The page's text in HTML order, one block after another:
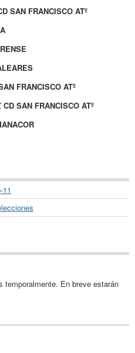
SAN FRANCISCO ATº
FRANCISCO ATº
CD SAN FRANCISCO ATº
temporalmente. En breve estarán